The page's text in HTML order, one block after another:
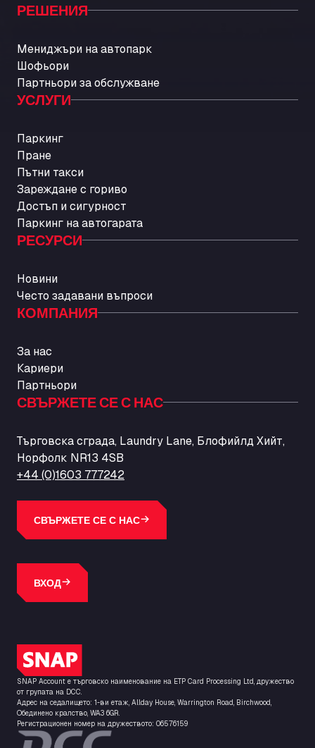
РЕШЕНИЯ
Мениджъри на автопарк
Шофьори
Партньори за обслужване
УСЛУГИ
Паркинг
Пране
Пътни такси
Зареждане с гориво
Достъп и сигурност
Паркинг на автогарата
РЕСУРСИ
Новини
Често задавани въпроси
КОМПАНИЯ
За нас
Кариери
Партньори
СВЪРЖЕТЕ СЕ С НАС
Търговска сграда, Laundry Lane, Блофийлд Хийт,
Норфолк NR13 4SB
+44 (0)1603 777242
СВЪРЖЕТЕ СЕ С НАС
ВХОД
Лого на SNAP
SNAP Account е търговско наименование на ETP Card Processing Ltd, дружество
от групата на DCC.
Адрес на седалището: 1-ви етаж, Allday House, Warrington Road, Birchwood,
Обединено кралство, WA3 6GR.
Регистрационен номер на дружеството: 06576159